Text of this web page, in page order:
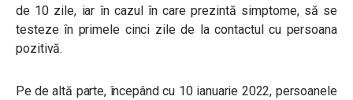
de 10 zile, iar în cazul în care prezintă simptome, să se
testeze în primele cinci zile de la contactul cu persoana
pozitivă.
Pe de altă parte, începând cu 10 ianuarie 2022, persoanele